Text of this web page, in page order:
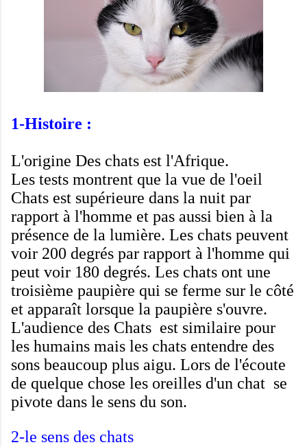
1-Histoire :
L'origine Des chats est l'Afrique.
Les tests montrent que la vue de l'oeil
Chats est supérieure dans la nuit par
rapport à l'homme et pas aussi bien à la
présence de la lumière. Les chats peuvent
voir 200 degrés par rapport à l'homme qui
peut voir 180 degrés. Les chats ont une
troisième paupière qui se ferme sur le côté
et apparaît lorsque la paupière s'ouvre.
L'audience des Chats est similaire pour
les humains mais les chats entendre des
sons beaucoup plus aigu. Lors de l'écoute
de quelque chose les oreilles d'un chat se
pivote dans le sens du son.
2-le sens des chats